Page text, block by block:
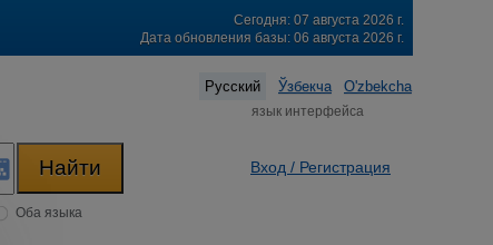
Сегодня: 07 августа 2026 г.
Дата обновления базы: 06 августа 2026 г.
Русский Ўзбекча O'zbekcha
язык интерфейса
Оба языка
Вход / Регистрация